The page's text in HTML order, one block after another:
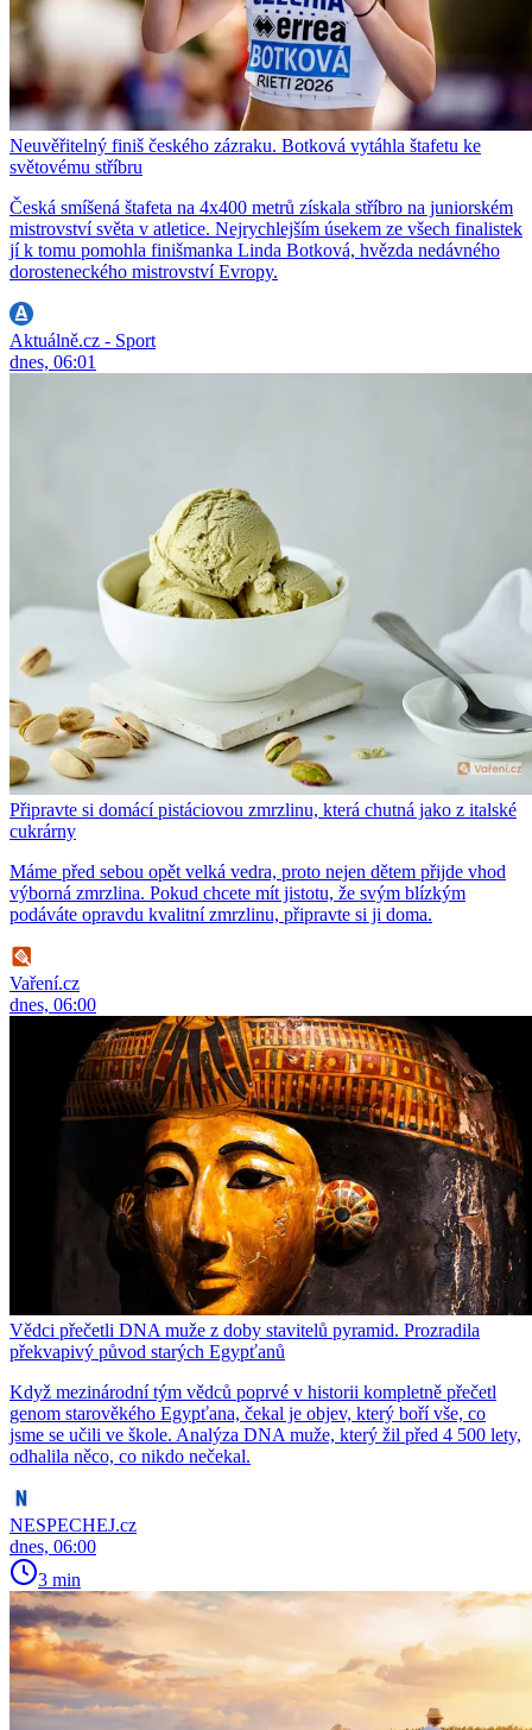
Neuvěřitelný finiš českého zázraku. Botková vytáhla štafetu ke
světovému stříbru
Česká smíšená štafeta na 4x400 metrů získala stříbro na juniorském
mistrovství světa v atletice. Nejrychlejším úsekem ze všech finalistek
jí k tomu pomohla finišmanka Linda Botková, hvězda nedávného
dorosteneckého mistrovství Evropy.
Aktuálně.cz - Sport
dnes, 06:01
Připravte si domácí pistáciovou zmrzlinu, která chutná jako z italské
cukrárny
Máme před sebou opět velká vedra, proto nejen dětem přijde vhod
výborná zmrzlina. Pokud chcete mít jistotu, že svým blízkým
podáváte opravdu kvalitní zmrzlinu, připravte si ji doma.
Vaření.cz
dnes, 06:00
Vědci přečetli DNA muže z doby stavitelů pyramid. Prozradila
překvapivý původ starých Egypťanů
Když mezinárodní tým vědců poprvé v historii kompletně přečetl
genom starověkého Egypťana, čekal je objev, který boří vše, co
jsme se učili ve škole. Analýza DNA muže, který žil před 4 500 lety,
odhalila něco, co nikdo nečekal.
NESPECHEJ.cz
dnes, 06:00
3 min